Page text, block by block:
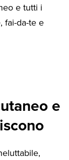
e tutti i
fai-da-te e
e